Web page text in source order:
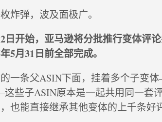
炸弹，波及面极广。
日开始，亚马逊将分批推行变体评
5月31日前全部完成。
一条父ASIN下面，挂着多个子变
些子ASIN原本是一起共用同一套
也能直接继承其他变体的上千条好